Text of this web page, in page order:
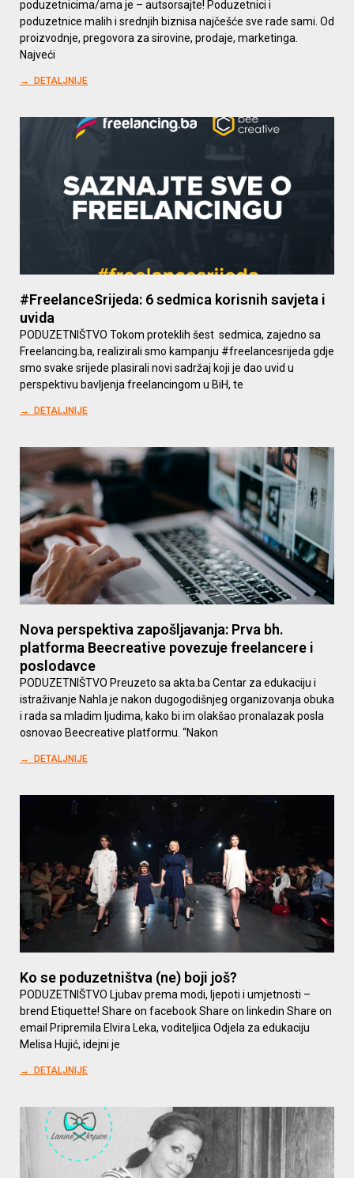
poduzetnicima/ama je – autsorsajte! Poduzetnici i
poduzetnice malih i srednjih biznisa najčešće sve rade sami. Od
proizvodnje, pregovora za sirovine, prodaje, marketinga.
Najveći
→ DETALJNIJE
#FreelanceSrijeda: 6 sedmica korisnih savjeta i
uvida
PODUZETNIŠTVO Tokom proteklih šest sedmica, zajedno sa
Freelancing.ba, realizirali smo kampanju #freelancesrijeda gdje
smo svake srijede plasirali novi sadržaj koji je dao uvid u
perspektivu bavljenja freelancingom u BiH, te
→ DETALJNIJE
Nova perspektiva zapošljavanja: Prva bh.
platforma Beecreative povezuje freelancere i
poslodavce
PODUZETNIŠTVO Preuzeto sa akta.ba Centar za edukaciju i
istraživanje Nahla je nakon dugogodišnjeg organizovanja obuka
i rada sa mladim ljudima, kako bi im olakšao pronalazak posla
osnovao Beecreative platformu. “Nakon
→ DETALJNIJE
Ko se poduzetništva (ne) boji još?
PODUZETNIŠTVO Ljubav prema modi, ljepoti i umjetnosti –
brend Etiquette! Share on facebook Share on linkedin Share on
email Pripremila Elvira Leka, voditeljica Odjela za edukaciju
Melisa Hujić, idejni je
→ DETALJNIJE